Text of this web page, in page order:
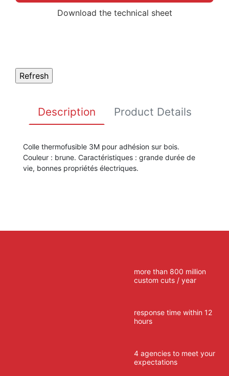
Download the technical sheet
Description Product Details
Colle thermofusible 3M pour adhésion sur bois.
Couleur : brune. Caractéristiques : grande durée de
vie, bonnes propriétés électriques.
more than 800 million
custom cuts / year
response time within 12
hours
4 agencies to meet your
expectations